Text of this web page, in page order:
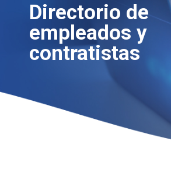
Directorio de
empleados y
contratistas